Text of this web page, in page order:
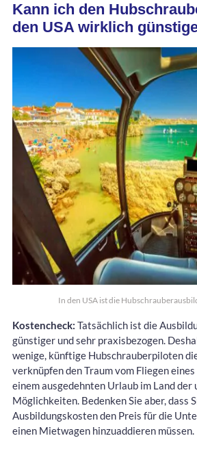
Kann ich den
den USA wirklich
In den USA ist die
Kostencheck: Tatsächlich ist die
günstiger und sehr praxisbezogen.
wenige, künftige Hubschrauberpiloten
verknüpfen den Traum vom Fliegen
einem ausgedehnten Urlaub im Land der
Möglichkeiten. Bedenken Sie aber, dass
Ausbildungskosten den Preis für die
einen Mietwagen hinzuaddieren müssen.